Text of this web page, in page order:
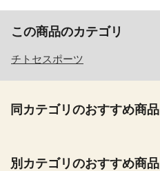
この商品のカテゴリ
チトセスポーツ
同カテゴリのおすすめ商品
別カテゴリのおすすめ商品